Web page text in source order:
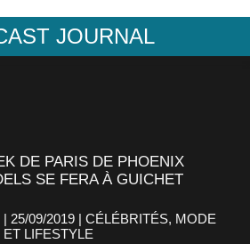
JOURNAL
DE PARIS DE PHOENIX
SE FERA À GUICHET
| 25/09/2019 | CÉLÉBRITÉS, MODE
ET LIFESTYLE